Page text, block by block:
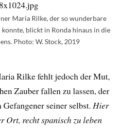
Maria Rilke, der so wunderbare
blickt in Ronda hinaus in die
Photo: W. Stock, 2019
Rilke fehlt jedoch der Mut,
Zauber fallen zu lassen, der
seiner selbst.Hier
Ort, recht spanisch zu leben